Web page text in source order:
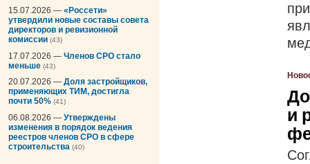
15.07.2026 — «Россети»
утвердили новые составы совета
директоров и ревизионной
комиссии (43)
17.07.2026 — Членов СРО стало
меньше (43)
20.07.2026 — Доля застройщиков,
применяющих ТИМ, достигла
почти 50% (41)
06.08.2026 — Утверждены
изменения в порядок ведения
реестров членов СРО в сфере
строительства (40)
До
и